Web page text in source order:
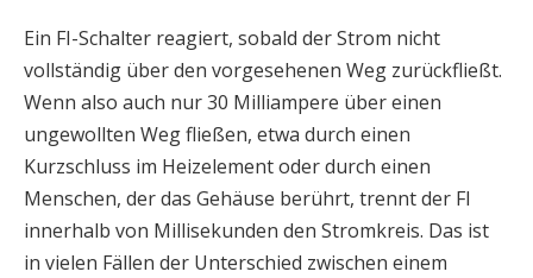
Ein FI-Schalter reagiert, sobald der Strom nicht
vollständig über den vorgesehenen Weg zurückfließt.
Wenn also auch nur 30 Milliampere über einen
ungewollten Weg fließen, etwa durch einen
Kurzschluss im Heizelement oder durch einen
Menschen, der das Gehäuse berührt, trennt der FI
innerhalb von Millisekunden den Stromkreis. Das ist
in vielen Fällen der Unterschied zwischen einem